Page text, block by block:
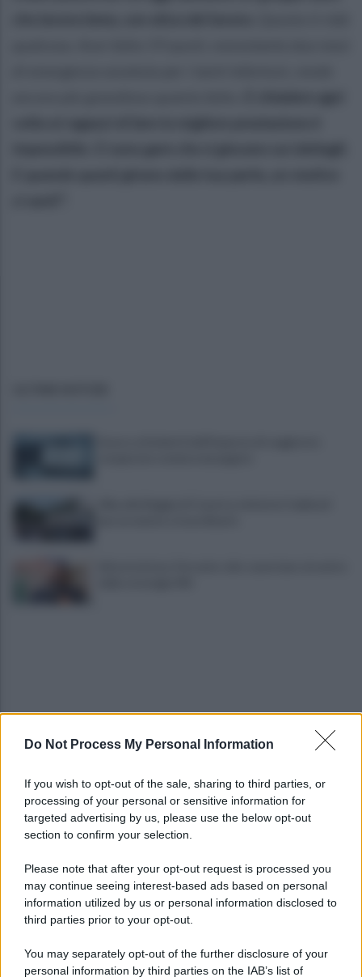
Do Not Process My Personal Information
If you wish to opt-out of the sale, sharing to third parties, or
processing of your personal or sensitive information for
targeted advertising by us, please use the below opt-out
section to confirm your selection.
Please note that after your opt-out request is processed you
may continue seeing interest-based ads based on personal
information utilized by us or personal information disclosed to
third parties prior to your opt-out.
You may separately opt-out of the further disclosure of your
personal information by third parties on the IAB’s list of
Viola l'obbligo di permanenza notturna:
Cesa: approvato assestamento di bilancio e
tariffe Tari